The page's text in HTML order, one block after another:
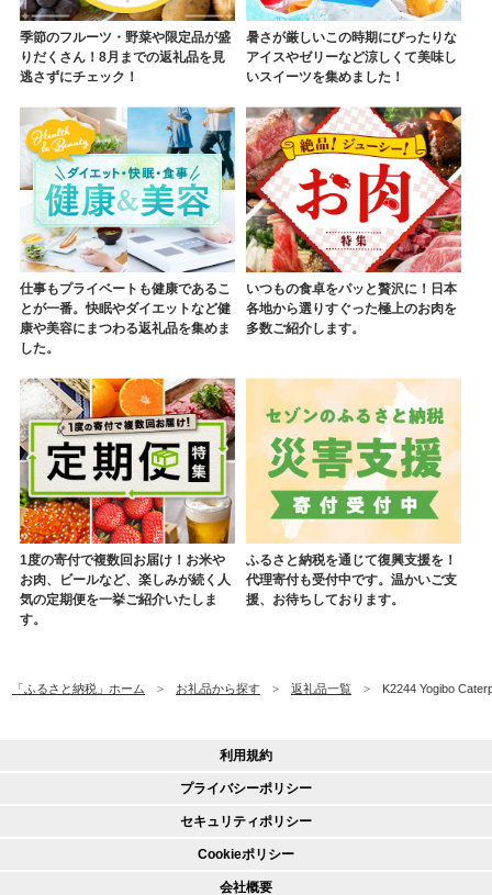
季節のフルーツ・野菜や限定品が盛
りだくさん！8月までの返礼品を見
逃さずにチェック！
暑さが厳しいこの時期にぴったりな
アイスやゼリーなど涼しくて美味し
いスイーツを集めました！
仕事もプライベートも健康であるこ
とが一番。快眠やダイエットなど健
康や美容にまつわる返礼品を集めま
した。
いつもの食卓をパッと贅沢に！日本
各地から選りすぐった極上のお肉を
多数ご紹介します。
1度の寄付で複数回お届け！お米や
お肉、ビールなど、楽しみが続く人
気の定期便を一挙ご紹介いたしま
す。
ふるさと納税を通じて復興支援を！
代理寄付も受付中です。温かいご支
援、お待ちしております。
「ふるさと納税」ホーム お礼品から探す 返礼品一覧 K2244 Yogibo
利用規約
プライバシーポリシー
セキュリティポリシー
Cookieポリシー
会社概要